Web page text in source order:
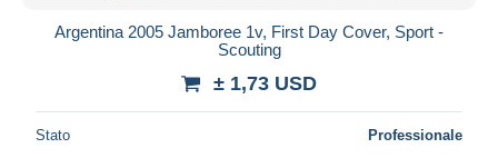
Argentina 2005 Jamboree 1v, First Day Cover, Sport -
Scouting
± 1,73 USD
Stato Professionale